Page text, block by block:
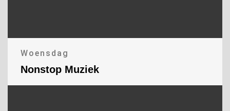
Woensdag
Nonstop Muziek